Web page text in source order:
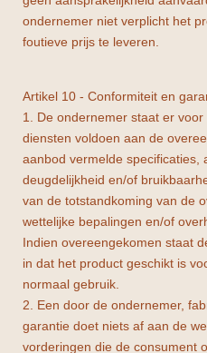
ondernemer niet verplicht het
foutieve prijs te leveren.
Artikel 10 - Conformiteit en
1. De ondernemer staat er
diensten voldoen aan de
aanbod vermelde specificaties,
deugdelijkheid en/of
van de totstandkoming van de
wettelijke bepalingen en/of
Indien overeengekomen staat
in dat het product geschikt is
normaal gebruik.
2. Een door de ondernemer,
garantie doet niets af aan de
vorderingen die de consument